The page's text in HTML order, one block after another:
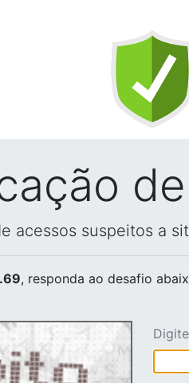
acessos suspeitos a
, responda ao desafio